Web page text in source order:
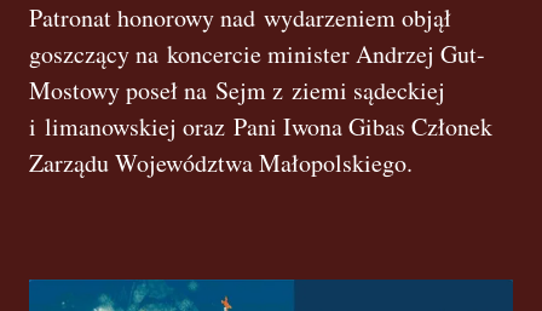
Patronat honorowy nad wydarzeniem objął
goszczący na koncercie minister Andrzej Gut-
Mostowy poseł na Sejm z ziemi sądeckiej
i limanowskiej oraz Pani Iwona Gibas Członek
Zarządu Województwa Małopolskiego.